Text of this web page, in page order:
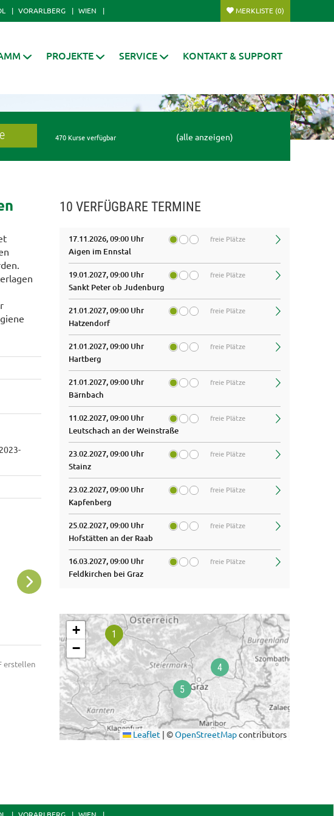
VORARLBERG WIEN MERKLISTE (0)
PROJEKTE SERVICE KONTAKT & SUPPORT
470 Kurse verfügbar (alle anzeigen)
Sep
Dauer: 3,5 Einheiten
Pflanzlich stark
25 Dauer: 4 Einheiten
One-Pot-
erstellen
10 VERFÜGBARE TERMINE
17.11.2026, 09:00 Uhr freie Plätze
Aigen im Ennstal
19.01.2027, 09:00 Uhr freie Plätze
Sankt Peter ob Judenburg
21.01.2027, 09:00 Uhr freie Plätze
Hatzendorf
21.01.2027, 09:00 Uhr freie Plätze
Hartberg
21.01.2027, 09:00 Uhr freie Plätze
Bärnbach
11.02.2027, 09:00 Uhr freie Plätze
Leutschach an der Weinstraße
23.02.2027, 09:00 Uhr freie Plätze
Stainz
23.02.2027, 09:00 Uhr freie Plätze
Kapfenberg
25.02.2027, 09:00 Uhr freie Plätze
Hofstätten an der Raab
16.03.2027, 09:00 Uhr freie Plätze
Feldkirchen bei Graz
+
−
Leaflet | ©OpenStreetMapcontributors